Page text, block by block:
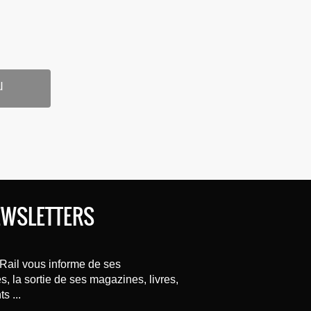
vous informe de ses
la sortie de ses magazines, livres,
...